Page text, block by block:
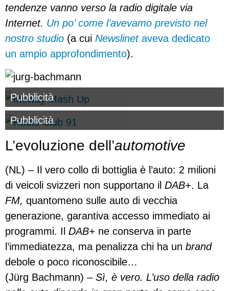
tendenze vanno verso la radio digitale via
Internet. Un po’ come l’avevamo previsto nel
nostro studio (a cui Newslinetaveva dedicato
un ampio approfondimento).
Pubblicità
Pubblicità
L’evoluzione dell’automotive
(NL) – Il vero collo di bottiglia è l’auto: 2 milioni
di veicoli svizzeri non supportano il DAB+. La
FM, quantomeno sulle auto di vecchia
generazione, garantiva accesso immediato ai
programmi. Il DAB+ ne conserva in parte
l’immediatezza, ma penalizza chi ha un brand
debole o poco riconoscibile…
(Jürg Bachmann) – Sì, è vero. L’uso della radio